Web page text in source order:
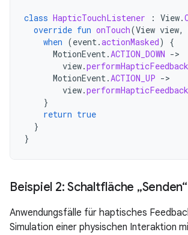
class HapticTouchListener : View.
override fun onTouch(View view,
when (event.actionMasked)
{
MotionEvent.ACTION_DOWN ->
view.performHapticFeedback
MotionEvent.ACTION_UP ->
view.performHapticFeedback
}
return true
}
}
Beispiel 2: Schaltfläche „Senden“
Anwendungsfälle für haptisches
Simulation einer physischen Interaktion